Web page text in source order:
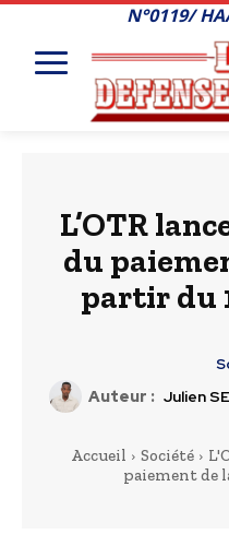
N°0119/
L’OTR
du
partir du
Auteur : Julien
Accueil Société
paiement de